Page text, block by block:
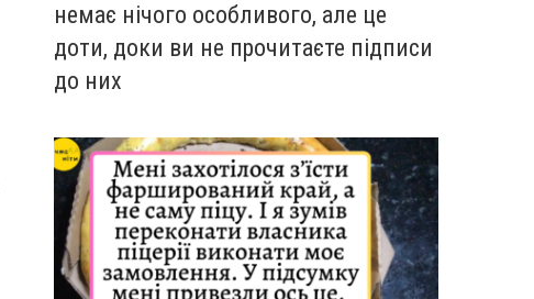
немає нічого особливого, але це
доти, доки ви не прочитаєте підписи
до них